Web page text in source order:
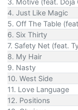
3. Motive (feat. Doja
4. Just Like Magic
5. Off The Table
6. Six Thirty
7. Safety Net (feat.
8. My Hair
9. Nasty
10. West Side
11. Love Language
12. Positions